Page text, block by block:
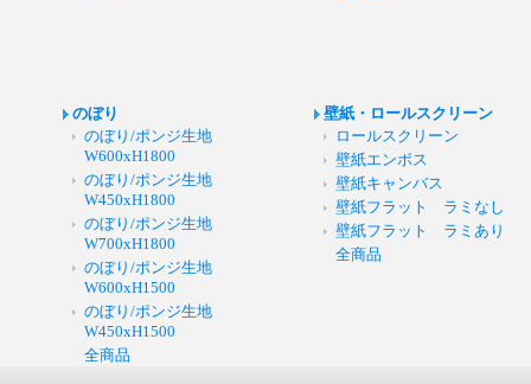
のぼり
のぼり/ポンジ生地
W600xH1800
のぼり/ポンジ生地
W450xH1800
のぼり/ポンジ生地
W700xH1800
のぼり/ポンジ生地
W600xH1500
のぼり/ポンジ生地
W450xH1500
全商品
壁紙・ロールスクリーン
ロールスクリーン
壁紙エンボス
壁紙キャンバス
壁紙フラット ラミなし
壁紙フラット ラミあり
全商品